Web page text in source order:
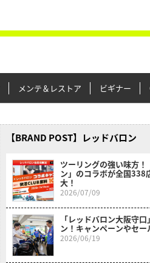
メンテ＆レストア ビギナー
【BRAND POST】レッドバロン
ツーリングの強い味方
ン」のコラボが全国338
大！
2026/07/09
「レッドバロン大阪守
ン！キャンペーンやセ
2026/06/19